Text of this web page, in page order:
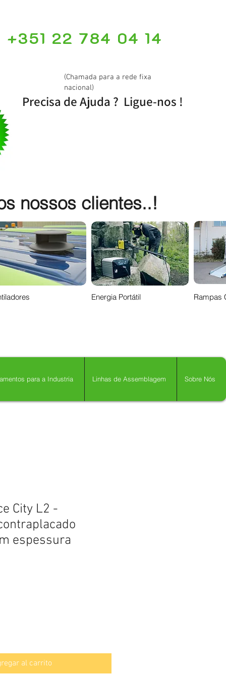
+351 22 784 04 14
(Chamada para a rede fixa
nacional)
Precisa de Ajuda ? Ligue-nos !
nossos clientes..!
Energia Portátil Rampas
para a Industria Linhas de Assemblagem Sobre Nós
City L2 -
espessura
al carrito